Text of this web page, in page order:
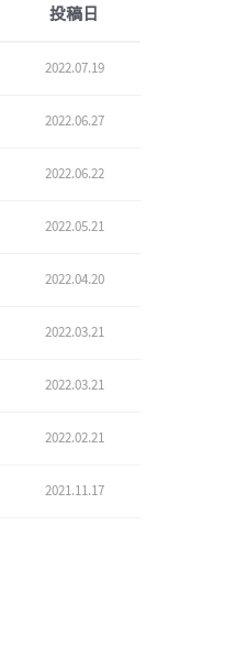
投稿日
2022.07.19
2022.06.27
2022.06.22
2022.05.21
2022.04.20
2022.03.21
2022.03.21
2022.02.21
2021.11.17